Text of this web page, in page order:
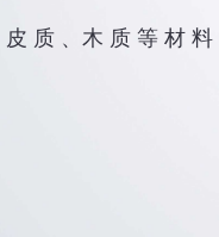
质 、木 质 等 材